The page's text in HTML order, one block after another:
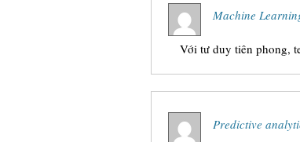
Machine
Với tư duy tiên phong,
Predictive